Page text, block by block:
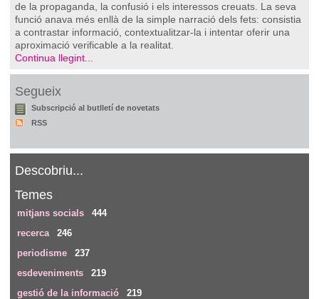
de la propaganda, la confusió i els interessos creuats. La seva
funció anava més enllà de la simple narració dels fets: consistia
a contrastar informació, contextualitzar-la i intentar oferir una
aproximació verificable a la realitat.
Continua llegint...
Segueix
Subscripció al butlletí de novetats
RSS
Descobriu...
Temes
mitjans socials
444
recerca
246
periodisme
237
esdeveniments
219
gestió de la informació
219